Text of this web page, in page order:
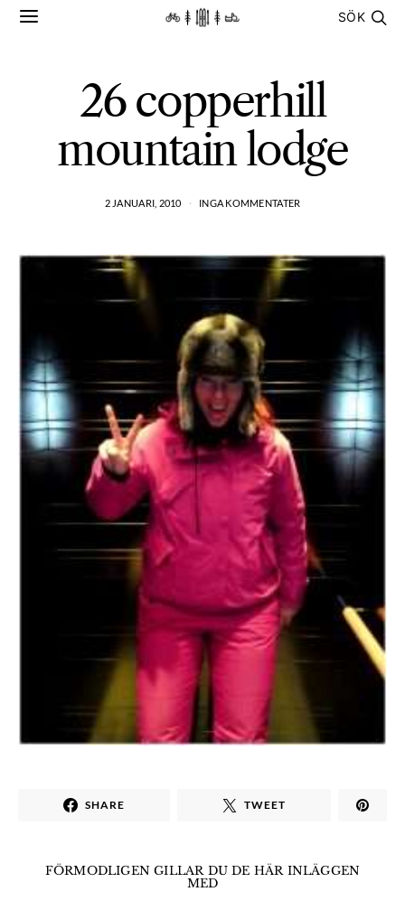
SÖK
26 copperhill
mountain lodge
2 JANUARI, 2010 INGA KOMMENTATER
SHARE TWEET
FÖRMODLIGEN GILLAR DU DE HÄR INLÄGGEN
MED